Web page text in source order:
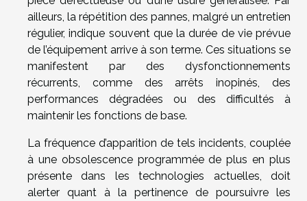
ailleurs, la répétition des pannes, malgré un entretien
régulier, indique souvent que la durée de vie prévue
de l’équipement arrive à son terme. Ces situations se
manifestent par des dysfonctionnements
récurrents, comme des arrêts inopinés, des
performances dégradées ou des difficultés à
maintenir les fonctions de base.
La fréquence d’apparition de tels incidents, couplée
à une obsolescence programmée de plus en plus
présente dans les technologies actuelles, doit
alerter quant à la pertinence de poursuivre les